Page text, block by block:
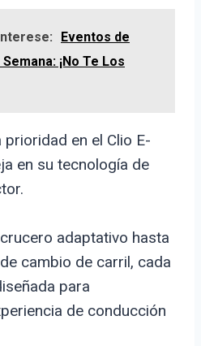
Eventos de
¡No Te Los
en el Clio E-
en su tecnología de
adaptativo hasta
cambio de carril, cada
para
de conducción